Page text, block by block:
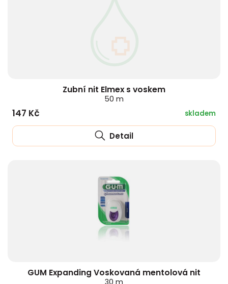
Zubní nit Elmex s voskem
50 m
147 Kč skladem
Detail
GUM Expanding Voskovaná mentolová nit
30 m